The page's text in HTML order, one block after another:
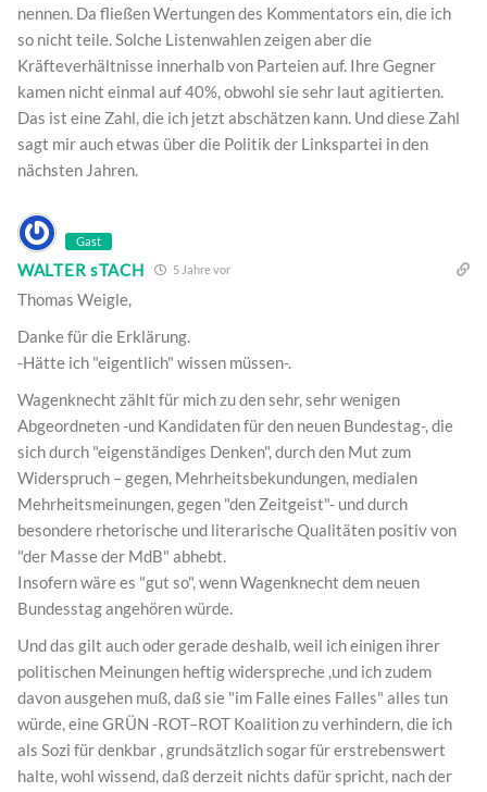
nennen. Da fließen Wertungen des Kommentators ein, die ich
so nicht teile. Solche Listenwahlen zeigen aber die
Kräfteverhältnisse innerhalb von Parteien auf. Ihre Gegner
kamen nicht einmal auf 40%, obwohl sie sehr laut agitierten.
Das ist eine Zahl, die ich jetzt abschätzen kann. Und diese Zahl
sagt mir auch etwas über die Politik der Linkspartei in den
nächsten Jahren.
Gast
WALTER sTACH 5 Jahre vor
Thomas Weigle,
Danke für die Erklärung.
-Hätte ich "eigentlich" wissen müssen-.
Wagenknecht zählt für mich zu den sehr, sehr wenigen
Abgeordneten -und Kandidaten für den neuen Bundestag-, die
sich durch "eigenständiges Denken", durch den Mut zum
Widerspruch – gegen, Mehrheitsbekundungen, medialen
Mehrheitsmeinungen, gegen "den Zeitgeist"- und durch
besondere rhetorische und literarische Qualitäten positiv von
"der Masse der MdB" abhebt.
Insofern wäre es "gut so", wenn Wagenknecht dem neuen
Bundesstag angehören würde.
Und das gilt auch oder gerade deshalb, weil ich einigen ihrer
politischen Meinungen heftig widerspreche ,und ich zudem
davon ausgehen muß, daß sie "im Falle eines Falles" alles tun
würde, eine GRÜN -ROT–ROT Koalition zu verhindern, die ich
als Sozi für denkbar , grundsätzlich sogar für erstrebenswert
halte, wohl wissend, daß derzeit nichts dafür spricht, nach der